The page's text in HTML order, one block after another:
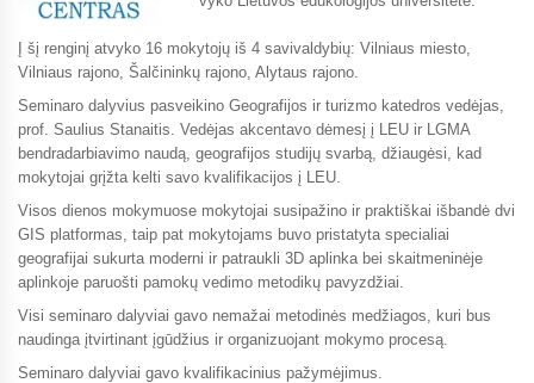
Į šį renginį atvyko 16 mokytojų iš 4 savivaldybių: Vilniaus miesto,
Vilniaus rajono, Šalčininkų rajono, Alytaus rajono.
Seminaro dalyvius pasveikino Geografijos ir turizmo katedros vedėjas,
prof. Saulius Stanaitis. Vedėjas akcentavo dėmesį į LEU ir LGMA
bendradarbiavimo naudą, geografijos studijų svarbą, džiaugėsi, kad
mokytojai grįžta kelti savo kvalifikacijos į LEU.
Visos dienos mokymuose mokytojai susipažino ir praktiškai išbandė dvi
GIS platformas, taip pat mokytojams buvo pristatyta specialiai
geografijai sukurta moderni ir patraukli 3D aplinka bei skaitmeninėje
aplinkoje paruošti pamokų vedimo metodikų pavyzdžiai.
Visi seminaro dalyviai gavo nemažai metodinės medžiagos, kuri bus
naudinga įtvirtinant įgūdžius ir organizuojant mokymo procesą.
Seminaro dalyviai gavo kvalifikacinius pažymėjimus.